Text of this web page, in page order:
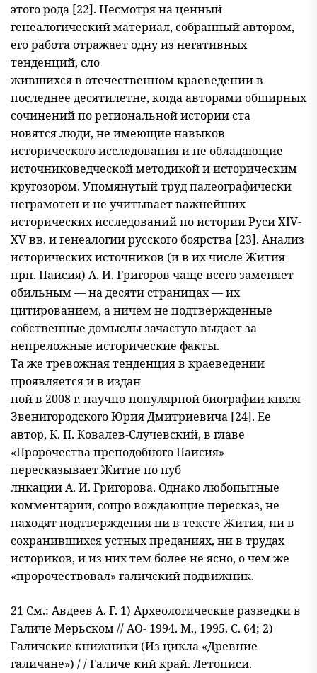
этого рода [22]. Несмотря на ценный
генеалогический материал, собранный автором,
его работа отражает одну из негативных
тенденций, сло
жившихся в отечественном краеведении в
последнее десятилетне, когда авторами обширных
сочинений по региональной истории ста
новятся люди, не имеющие навыков
исторического исследования и не обладающие
источниковедческой методикой и историческим
кругозором. Упомянутый труд палеографически
неграмотен и не учитывает важнейших
исторических исследований по истории Руси XIV-
XV вв. и генеалогии русского боярства [23]. Анализ
исторических источников (и в их числе Жития
прп. Паисия) А. И. Григоров чаще всего заменяет
обильным — на десяти страницах — их
цитированием, а ничем не подтвержденные
собственные домыслы зачастую выдает за
непреложные исторические факты.
Та же тревожная тенденция в краеведении
проявляется и в издан
ной в 2008 г. научно-популярной биографии князя
Звенигородского Юрия Дмитриевича [24]. Ее
автор, К. П. Ковалев-Случевский, в главе
«Пророчества преподобного Паисия»
пересказывает Житие по пуб
лнкации А. И. Григорова. Однако любопытные
комментарии, сопровождающие пересказ, не
находят подтверждения ни в тексте Жития, ни в
сохранившихся устных преданиях, ни в трудах
историков, и из них тем более не ясно, о чем же
«пророчествовал» галичский подвижник.
21 См.: Авдеев А. Г. 1) Археологические разведки в
Галиче Мерьском // АО- 1994. М., 1995. С. 64; 2)
Галичские книжники (Из цикла «Древние
галичане») / / Галиче кий край. Летописи.